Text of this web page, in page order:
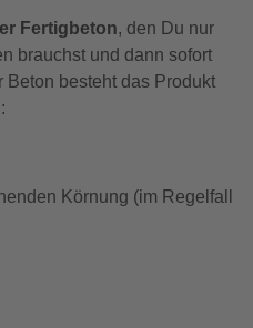
Fertigbeton, den Du nur
brauchst und dann sofort
besteht das Produkt
Körnung (im Regelfall